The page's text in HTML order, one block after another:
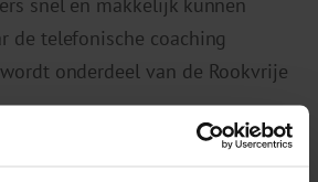
snel en makkelijk kunnen
de telefonische coaching
onderdeel van de Rookvrije